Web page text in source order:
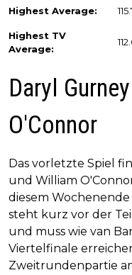
Highest Average:
Highest TV
Average:
Daryl
O'Connor
Das vorletzte Spiel
und William
diesem
steht kurz vor der
und muss wie van
Viertelfinale
Zweitrundenpartie